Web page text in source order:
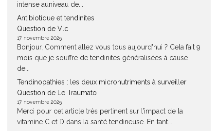
intense auniveau de...
Antibiotique et tendinites
Question de Vlc
17 novembre 2025
Bonjour, Comment allez vous tous aujourd'hui ? Cela fait 9
mois que je souffre de tendinites généralisées à cause
de...
Tendinopathies : les deux micronutriments à surveiller
Question de Le Traumato
17 novembre 2025
Merci pour cet article très pertinent sur l’impact de la
vitamine C et D dans la santé tendineuse. En tant...